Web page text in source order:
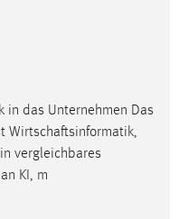
in das Unternehmen Das
Wirtschaftsinformatik,
vergleichbares
KI, m